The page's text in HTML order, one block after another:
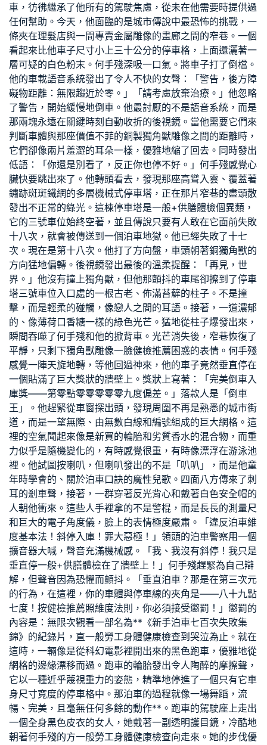
車，彷彿繼承了他所有的駕駛焦慮，從未在他需要時提供過
任何幫助。今天，他面臨的是城市傳說中最恐怖的挑戰，一
條夾在理髮店與一間專賣金屬雕像的畫廊之間的窄巷。一個
看起來比他車子尺寸小上三十公分的停車格，上面還灑著一
層可疑的白色粉末。何手殘深吸一口氣。將車子打了倒檔。
他的車載語音系統發出了令人不快的女聲：「警告，後方障
礙物距離：無限趨近於零。」「請考慮放棄治療。」他忽略
了警告，開始緩慢地倒車。他最討厭的不是語音系統，而是
那兩塊永遠在關鍵時刻自動收折的後視鏡。當他需要它們來
判斷車體與那座價值不菲的銅製獨角獸雕像之間的距離時，
它們卻像兩片羞澀的耳朵一樣，優雅地縮了回去。同時發出
低語：「你還是別看了，反正你也停不好。」何手殘感覺心
臟快要跳出來了。他轉頭看去，發現那座高聳入雲、覆蓋著
鏽跡斑斑鐵網的多層機械式停車塔，正在那片窄巷的盡頭散
發出不正常的綠光。這棟停車塔是一般+供膳體檢個異類，
它的三號車位始終空著，並且傳說只要有人敢在它面前失敗
十八次，就會被傳送到一個泊車地獄。他已經失敗了十七
次。現在是第十八次。他打了方向盤，車頭朝著銅獨角獸的
方向猛地偏轉。後視鏡發出最後的溫柔提醒：「再見，世
界。」他沒有撞上獨角獸，但他那顫抖的車尾卻擦到了停車
塔三號車位入口處的一根古老、佈滿苔蘚的柱子。不是撞
擊，而是輕柔的碰觸，像戀人之間的耳語。接著，一道濃郁
的、像薄荷口香糖一樣的綠色光芒。猛地從柱子爆發出來，
瞬間吞噬了何手殘和他的掀背車。光芒消失後，窄巷恢復了
平靜，只剩下獨角獸雕像一臉健檢推薦困惑的表情。何手殘
感覺一陣天旋地轉，等他回過神來，他的車子竟然垂直停在
一個貼滿了巨大獎狀的牆壁上。獎狀上寫著：「完美倒車入
庫獎——第零點零零零零零九度偏差。」落款人是「倒車
王」。他趕緊從車窗探出頭，發現周圍不再是熟悉的城市街
道，而是一望無際、由無數白線和編號組成的巨大網格。這
裡的空氣聞起來像是新買的輪胎和劣質香水的混合物，而重
力似乎是隨機變化的，有時感覺很重，有時像漂浮在游泳池
裡。他試圖按喇叭，但喇叭發出的不是「叭叭」，而是他童
年時學會的、關於泊車口訣的魔性兒歌。四面八方傳來了刺
耳的剎車聲，接著，一群穿著反光背心和戴著白色安全帽的
人朝他衝來。這些人手裡拿的不是警棍，而是長長的測量尺
和巨大的電子角度儀，臉上的表情極度嚴肅。「違反泊車維
度基本法！斜停入庫！罪大惡極！」領頭的泊車警察用一個
擴音器大喊，聲音充滿機械感。「我、我沒有斜停！我只是
垂直停一般+供膳體檢在了牆壁上！」何手殘趕緊為自己辯
解，但聲音因為恐懼而顫抖。「垂直泊車？那是在第三次元
的行為，在這裡，你的車體與停車線的夾角是——八十九點
七度！按健檢推薦照維度法則，你必須接受懲罰！」懲罰的
內容是：無限次觀看一部名為**《新手泊車七百次失敗集
錦》的紀錄片，直一般勞工身體健康檢查到哭泣為止。就在
這時，一輛像是從科幻電影裡開出來的黑色跑車，優雅地從
網格的邊緣漂移而過。跑車的輪胎發出令人陶醉的摩擦聲，
它以一種近乎蔑視重力的姿態，精準地停進了一個只有它車
身尺寸寬度的停車格中。那泊車的過程就像一場舞蹈，流
暢、完美，且毫無任何多餘的動作**。跑車的駕駛座上走出
一個全身黑色皮衣的女人，她戴著一副透明護目鏡，冷酷地
朝著何手殘的方一般勞工身體健康檢查向走來。她的步伐優